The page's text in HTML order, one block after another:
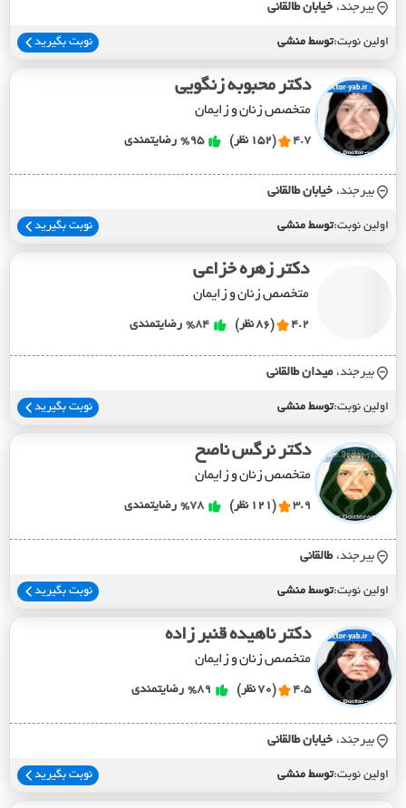
بیرجند، خيابان طالقاني
اولین نوبت:توسط منشی نوبت بگیرید
دکتر محبوبه زنگویی
متخصص زنان و زایمان
4.7 (152 نظر) %95 رضایتمندی
بیرجند، خيابان طالقاني
اولین نوبت:توسط منشی نوبت بگیرید
دکتر زهره خزاعی
متخصص زنان و زایمان
4.2 (86 نظر) %84 رضایتمندی
بیرجند، ميدان طالقاني
اولین نوبت:توسط منشی نوبت بگیرید
دکتر نرگس ناصح
متخصص زنان و زایمان
3.9 (121 نظر) %78 رضایتمندی
بیرجند، طالقاني
اولین نوبت:توسط منشی نوبت بگیرید
دکتر ناهیده قنبر زاده
متخصص زنان و زایمان
4.5 (70 نظر) %89 رضایتمندی
بیرجند، خيابان طالقاني
اولین نوبت:توسط منشی نوبت بگیرید